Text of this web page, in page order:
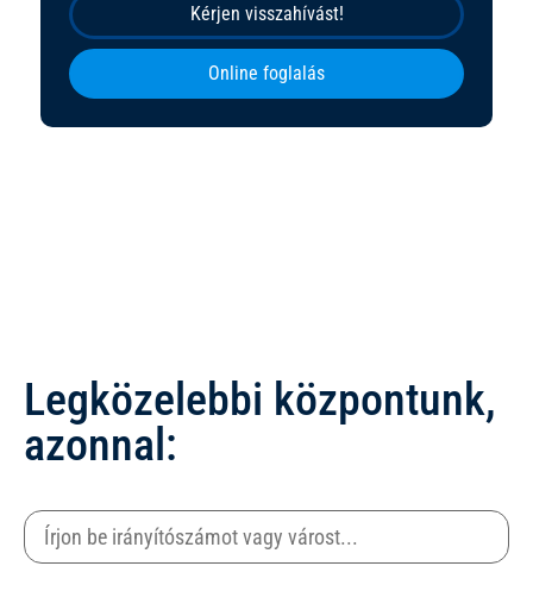
Kérjen visszahívást!
Online foglalás
Legközelebbi központunk,
azonnal: